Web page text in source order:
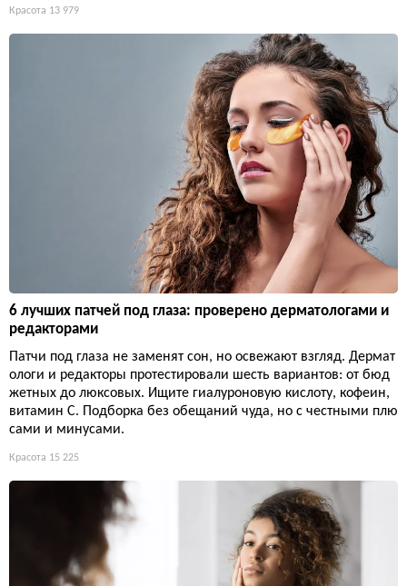
Красота 13 979
6 лучших патчей под глаза: проверено дерматологами и
редакторами
Патчи под глаза не заменят сон, но освежают взгляд. Дермат
ологи и редакторы протестировали шесть вариантов: от бюд
жетных до люксовых. Ищите гиалуроновую кислоту, кофеин,
витамин С. Подборка без обещаний чуда, но с честными плю
сами и минусами.
Красота 15 225